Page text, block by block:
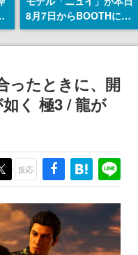
8月7日からBOOTHにて
発売。瞳に光る星や感情
豊かな表情が、小悪魔か
ったときに、開
く 極3 / 龍が
反応